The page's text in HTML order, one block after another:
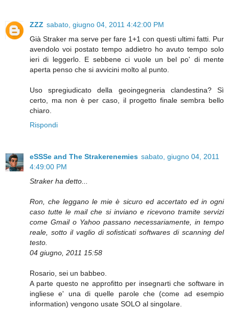
ZZZ sabato, giugno 04, 2011 4:42:00 PM
Già Straker ma serve per fare 1+1 con questi ultimi fatti. Pur
avendolo voi postato tempo addietro ho avuto tempo solo
ieri di leggerlo. E sebbene ci vuole un bel po' di mente
aperta penso che si avvicini molto al punto.
Uso spregiudicato della geoingegneria clandestina? Sì
certo, ma non è per caso, il progetto finale sembra bello
chiaro.
Rispondi
eSSSe and The Strakerenemies sabato, giugno 04, 2011
4:49:00 PM
Straker ha detto...
Ron, che leggano le mie è sicuro ed accertato ed in ogni
caso tutte le mail che si inviano e ricevono tramite servizi
come Gmail o Yahoo passano necessariamente, in tempo
reale, sotto il vaglio di sofisticati softwares di scanning del
testo.
04 giugno, 2011 15:58
Rosario, sei un babbeo.
A parte questo ne approfitto per insegnarti che software in
ingliese e' una di quelle parole che (come ad esempio
information) vengono usate SOLO al singolare.